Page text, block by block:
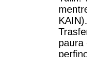
paura